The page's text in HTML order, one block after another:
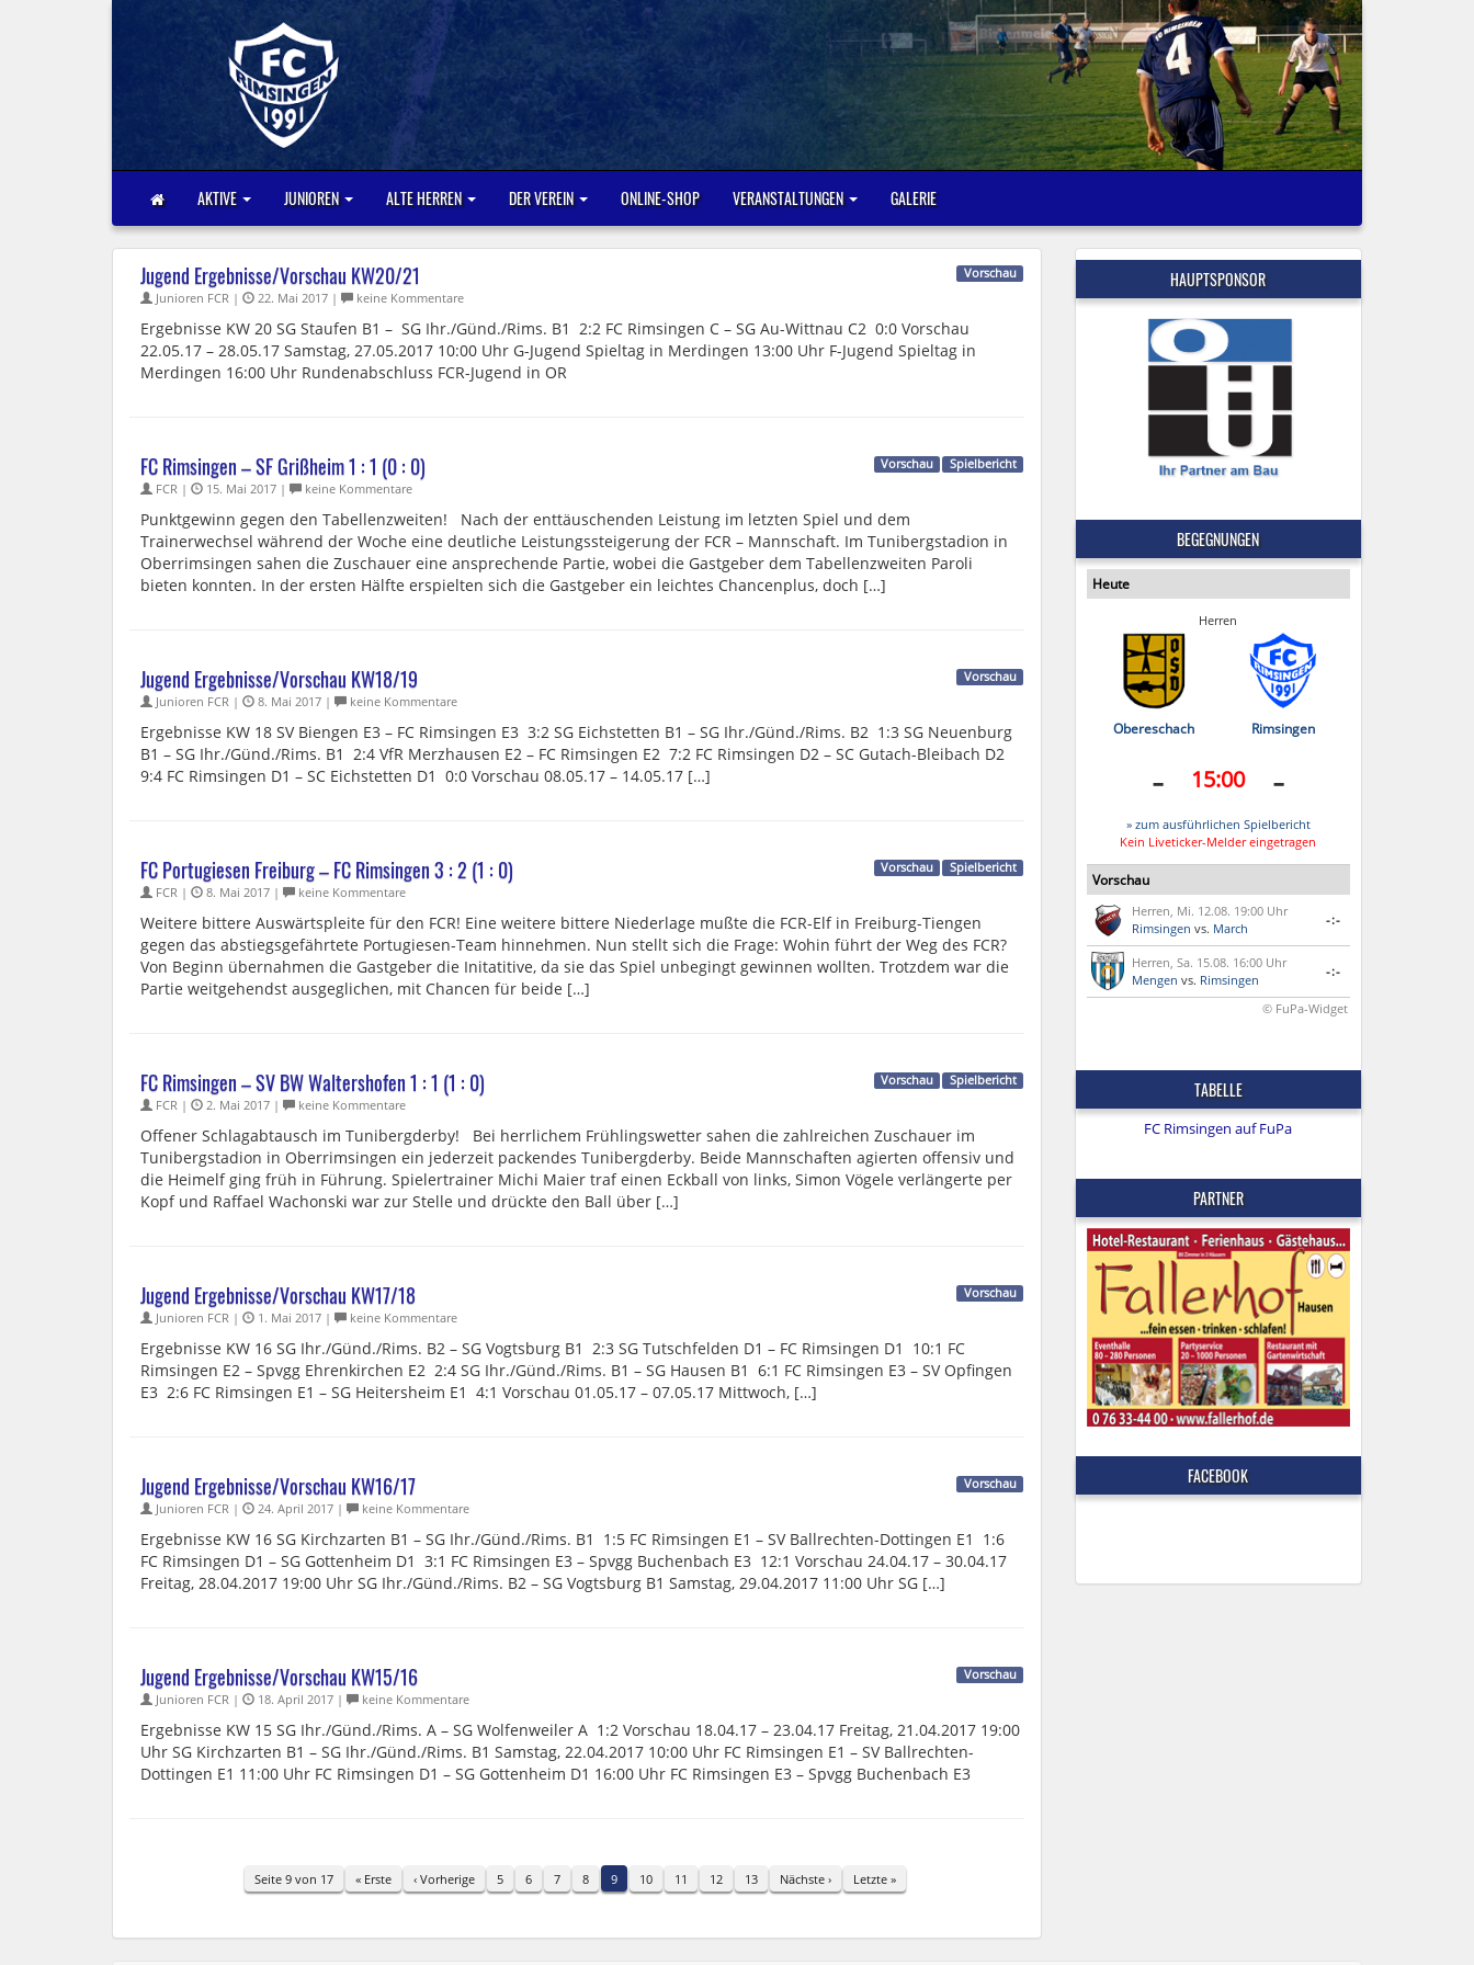
AKTIVE JUNIOREN ALTE HERREN DER VEREIN ONLINE-SHOP VERANSTALTUNGEN GALERIE
Jugend Ergebnisse/Vorschau KW20/21 Vorschau
Junioren FCR | 22. Mai 2017 | keine Kommentare
Ergebnisse KW 20 SG Staufen B1 – SG Ihr./Günd./Rims. B1 2:2 FC Rimsingen C – SG Au-Wittnau C2 0:0 Vorschau
22.05.17 – 28.05.17 Samstag, 27.05.2017 10:00 Uhr G-Jugend Spieltag in Merdingen 13:00 Uhr F-Jugend Spieltag in
Merdingen 16:00 Uhr Rundenabschluss FCR-Jugend in OR
FC Rimsingen – SF Grißheim 1 : 1 (0 : 0) Spielbericht
Vorschau
FCR | 15. Mai 2017 | keine Kommentare
Punktgewinn gegen den Tabellenzweiten! Nach der enttäuschenden Leistung im letzten Spiel und dem
Trainerwechsel während der Woche eine deutliche Leistungssteigerung der FCR – Mannschaft. Im Tunibergstadion in
Oberrimsingen sahen die Zuschauer eine ansprechende Partie, wobei die Gastgeber dem Tabellenzweiten Paroli
bieten konnten. In der ersten Hälfte erspielten sich die Gastgeber ein leichtes Chancenplus, doch […]
Jugend Ergebnisse/Vorschau KW18/19 Vorschau
Junioren FCR | 8. Mai 2017 | keine Kommentare
Ergebnisse KW 18 SV Biengen E3 – FC Rimsingen E3 3:2 SG Eichstetten B1 – SG Ihr./Günd./Rims. B2 1:3 SG Neuenburg
B1 – SG Ihr./Günd./Rims. B1 2:4 VfR Merzhausen E2 – FC Rimsingen E2 7:2 FC Rimsingen D2 – SC Gutach-Bleibach D2
9:4 FC Rimsingen D1 – SC Eichstetten D1 0:0 Vorschau 08.05.17 – 14.05.17 […]
FC Portugiesen Freiburg – FC Rimsingen 3 : 2 (1 : 0) Spielbericht
Vorschau
FCR | 8. Mai 2017 | keine Kommentare
Weitere bittere Auswärtspleite für den FCR! Eine weitere bittere Niederlage mußte die FCR-Elf in Freiburg-Tiengen
gegen das abstiegsgefährtete Portugiesen-Team hinnehmen. Nun stellt sich die Frage: Wohin führt der Weg des FCR?
Von Beginn übernahmen die Gastgeber die Initatitive, da sie das Spiel unbegingt gewinnen wollten. Trotzdem war die
Partie weitgehendst ausgeglichen, mit Chancen für beide […]
FC Rimsingen – SV BW Waltershofen 1 : 1 (1 : 0) Spielbericht
Vorschau
FCR | 2. Mai 2017 | keine Kommentare
Offener Schlagabtausch im Tunibergderby! Bei herrlichem Frühlingswetter sahen die zahlreichen Zuschauer im
Tunibergstadion in Oberrimsingen ein jederzeit packendes Tunibergderby. Beide Mannschaften agierten offensiv und
die Heimelf ging früh in Führung. Spielertrainer Michi Maier traf einen Eckball von links, Simon Vögele verlängerte per
Kopf und Raffael Wachonski war zur Stelle und drückte den Ball über […]
Jugend Ergebnisse/Vorschau KW17/18 Vorschau
Junioren FCR | 1. Mai 2017 | keine Kommentare
Ergebnisse KW 16 SG Ihr./Günd./Rims. B2 – SG Vogtsburg B1 2:3 SG Tutschfelden D1 – FC Rimsingen D1 10:1 FC
Rimsingen E2 – Spvgg Ehrenkirchen E2 2:4 SG Ihr./Günd./Rims. B1 – SG Hausen B1 6:1 FC Rimsingen E3 – SV Opfingen
E3 2:6 FC Rimsingen E1 – SG Heitersheim E1 4:1 Vorschau 01.05.17 – 07.05.17 Mittwoch, […]
Jugend Ergebnisse/Vorschau KW16/17 Vorschau
Junioren FCR | 24. April 2017 | keine Kommentare
Ergebnisse KW 16 SG Kirchzarten B1 – SG Ihr./Günd./Rims. B1 1:5 FC Rimsingen E1 – SV Ballrechten-Dottingen E1 1:6
FC Rimsingen D1 – SG Gottenheim D1 3:1 FC Rimsingen E3 – Spvgg Buchenbach E3 12:1 Vorschau 24.04.17 – 30.04.17
Freitag, 28.04.2017 19:00 Uhr SG Ihr./Günd./Rims. B2 – SG Vogtsburg B1 Samstag, 29.04.2017 11:00 Uhr SG […]
Jugend Ergebnisse/Vorschau KW15/16 Vorschau
Junioren FCR | 18. April 2017 | keine Kommentare
Ergebnisse KW 15 SG Ihr./Günd./Rims. A – SG Wolfenweiler A 1:2 Vorschau 18.04.17 – 23.04.17 Freitag, 21.04.2017 19:00
Uhr SG Kirchzarten B1 – SG Ihr./Günd./Rims. B1 Samstag, 22.04.2017 10:00 Uhr FC Rimsingen E1 – SV Ballrechten-
Dottingen E1 11:00 Uhr FC Rimsingen D1 – SG Gottenheim D1 16:00 Uhr FC Rimsingen E3 – Spvgg Buchenbach E3
Seite 9 von 17 « Erste ‹ Vorherige 5 6 7 8 9 10 11 12 13 Nächste › Letzte »
HAUPTSPONSOR
BEGEGNUNGEN
Heute
Herren
Obereschach Rimsingen
- 15:00 -
» zum ausführlichen Spielbericht
Kein Liveticker-Melder eingetragen
Vorschau
Herren, Mi. 12.08. 19:00 Uhr
Rimsingen vs. March
-:-
Herren, Sa. 15.08. 16:00 Uhr
Mengen vs. Rimsingen
-:-
© FuPa-Widget
TABELLE
FC Rimsingen auf FuPa
PARTNER
FACEBOOK